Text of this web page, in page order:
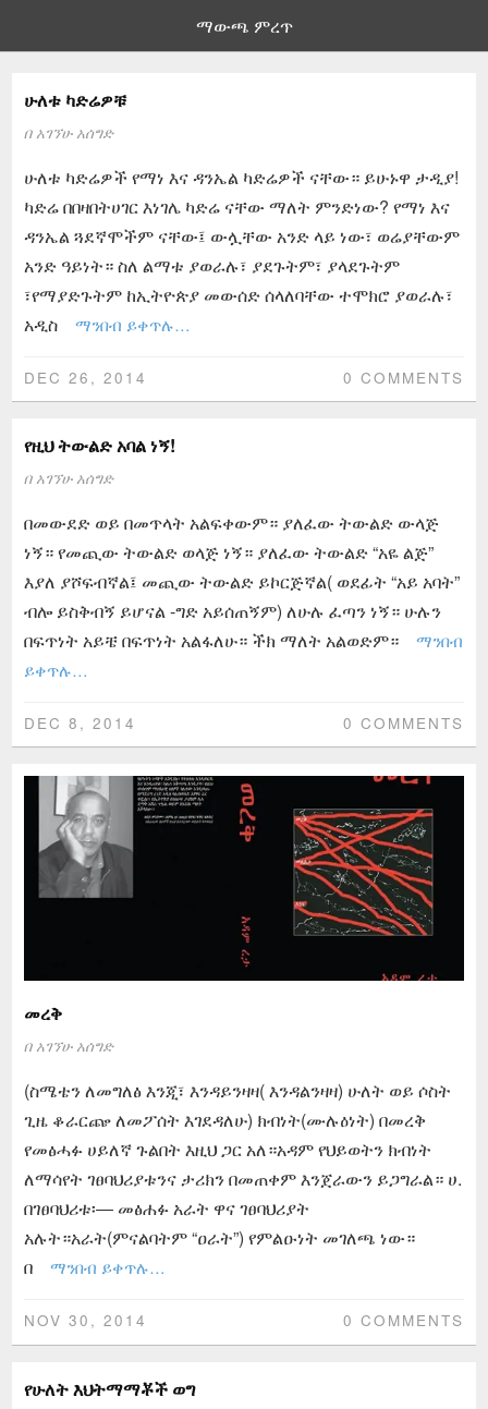
ማውጫ ምረጥ
ሁለቱ ካድሬዎቹ
በ አገኘሁ አሰግድ
ሁለቱ ካድሬዎች የማነ እና ዳንኤል ካድሬዎች ናቸው። ይሁኑዋ ታዲያ!
ካድሬ በበዛበትሀገር እነገሌ ካድሬ ናቸው ማለት ምንድነው? የማነ እና
ዳንኤል ጓደኛሞችም ናቸው፤ ውሏቸው አንድ ላይ ነው፣ ወሬያቸውም
አንድ ዓይነት። ስለ ልማቱ ያወራሉ፣ ያደጉትም፣ ያላደጉትም
፣የማያድጉትም ከኢትዮጵያ መውሰድ ሰላለባቸው ተሞክሮ ያወራሉ፣
አዲስ
ማንበብ ይቀጥሉ…
DEC 26, 2014 0 COMMENTS
የዚህ ትውልድ አባል ነኝ!
በ አገኘሁ አሰግድ
በመውደድ ወይ በመጥላት አልፍቀውም። ያለፈው ትውልድ ውላጅ
ነኝ። የመጪው ትውልድ ወላጅ ነኝ። ያለፈው ትውልድ “አዬ ልጅ”
እያለ ያሾፍብኛል፤ መጪው ትውልድ ይኮርጅኛል( ወደፊት “አይ አባት”
ብሎ ይስቅብኝ ይሆናል -ግድ አይሰጠኝም) ለሁሉ ፈጣን ነኝ። ሁሉን
በፍጥነት አይቼ በፍጥነት አልፋለሁ። ችክ ማለት አልወድም።
ማንበብ
ይቀጥሉ…
DEC 8, 2014 0 COMMENTS
መረቅ
በ አገኘሁ አሰግድ
(ስሜቴን ለመግለፅ እንጂ፣ እንዳይንዛዛ( እንዳልንዛዛ) ሁለት ወይ ሶስት
ጊዜ ቆራርጬ ለመፖሰት እገደዳለሁ) ክብነት(ሙሉዕነት) በመረቅ
የመፅሓፉ ሀይለኛ ጉልበት እዚህ ጋር አለ።አዳም የህይወትን ክብነት
ለማሳየት ገፀባህሪያቱንና ታሪክን በመጠቀም እንጀራውን ይጋግራል። ሀ.
በገፀባህሪቱ፡― መፅሐፉ አራት ዋና ገፀባህሪያት
አሉት።አራት(ምናልባትም “ዐራት”) የምልዑነት መገለጫ ነው።
በ
ማንበብ ይቀጥሉ…
NOV 30, 2014 0 COMMENTS
የሁለት እህትማማቾች ወግ